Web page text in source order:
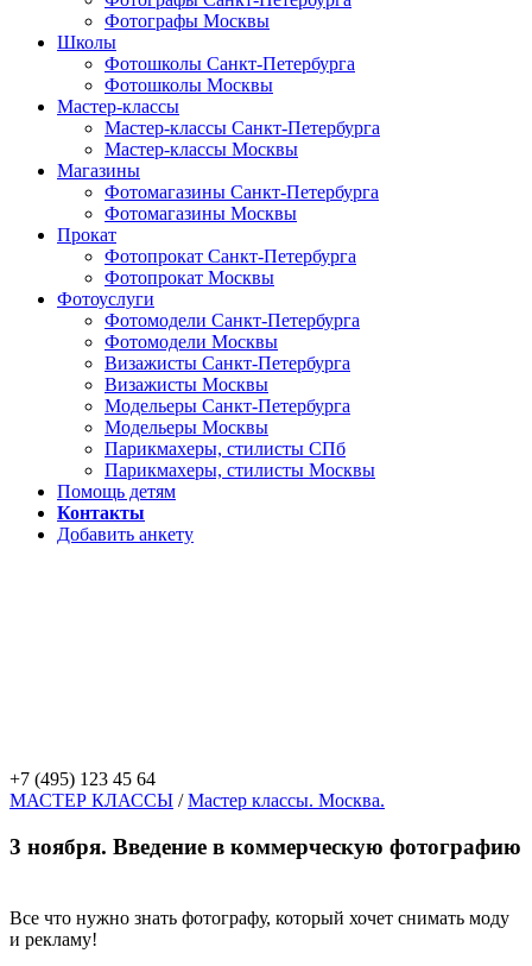
Фотографы Москвы
Школы
Фотошколы Санкт-Петербурга
Фотошколы Москвы
Мастер-классы
Мастер-классы Санкт-Петербурга
Мастер-классы Москвы
Магазины
Фотомагазины Санкт-Петербурга
Фотомагазины Москвы
Прокат
Фотопрокат Санкт-Петербурга
Фотопрокат Москвы
Фотоуслуги
Фотомодели Санкт-Петербурга
Фотомодели Москвы
Визажисты Санкт-Петербурга
Визажисты Москвы
Модельеры Санкт-Петербурга
Модельеры Москвы
Парикмахеры, стилисты СПб
Парикмахеры, стилисты Москвы
Помощь детям
Контакты
Добавить анкету
+7 (495) 123 45 64
МАСТЕР КЛАССЫ /Мастер классы. Москва.
3 ноября. Введение в коммерческую фотографию
Все что нужно знать фотографу, который хочет снимать моду
и рекламу!